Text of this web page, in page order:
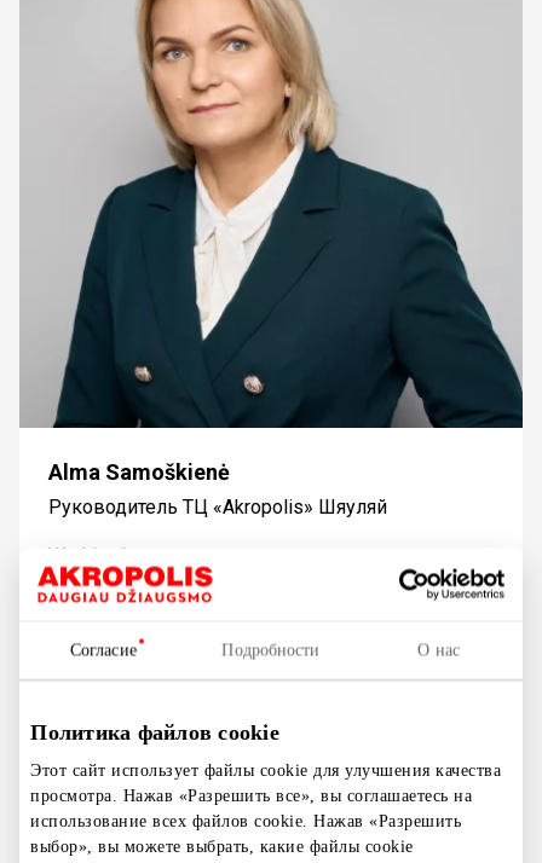
Согласие Подробности О нас
Политика файлов cookie
Этот сайт использует файлы cookie для улучшения качества
просмотра. Нажав «Разрешить все», вы соглашаетесь на
использование всех файлов cookie. Нажав «Разрешить
выбор», вы можете выбрать, какие файлы cookie
Alma Samoškienė
Pуководитель ТЦ «Akropolis» Шяуляй
Working hours
I-V 08:00-17:00
Номер телефона
alma.samoskiene@akropolis.lt